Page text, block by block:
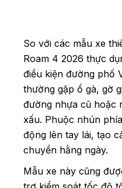
So với các mẫu xe
Roam 4 2026 thực
điều kiện đường phố
thường gặp ổ gà, gờ
đường nhựa cũ hoặc
xấu. Phuộc nhún
động lên tay lái, tạo
chuyển hằng ngày.
Mẫu xe này cũng